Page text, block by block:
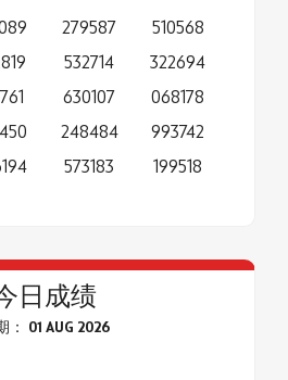
279587
532714
630107
248484
573183
510568
322694
068178
993742
199518
日成绩
： 01 AUG 2026